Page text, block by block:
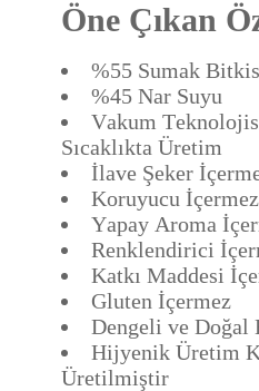
Öne Çıkan
%55 Sumak
%45 Nar Suyu
Vakum
Sıcaklıkta Üretim
İlave Şeker
Koruyucu İçermez
Yapay Aroma
Renklendirici
Katkı Maddesi
Gluten İçermez
Dengeli ve Doğal
Hijyenik Üretim
Üretilmiştir